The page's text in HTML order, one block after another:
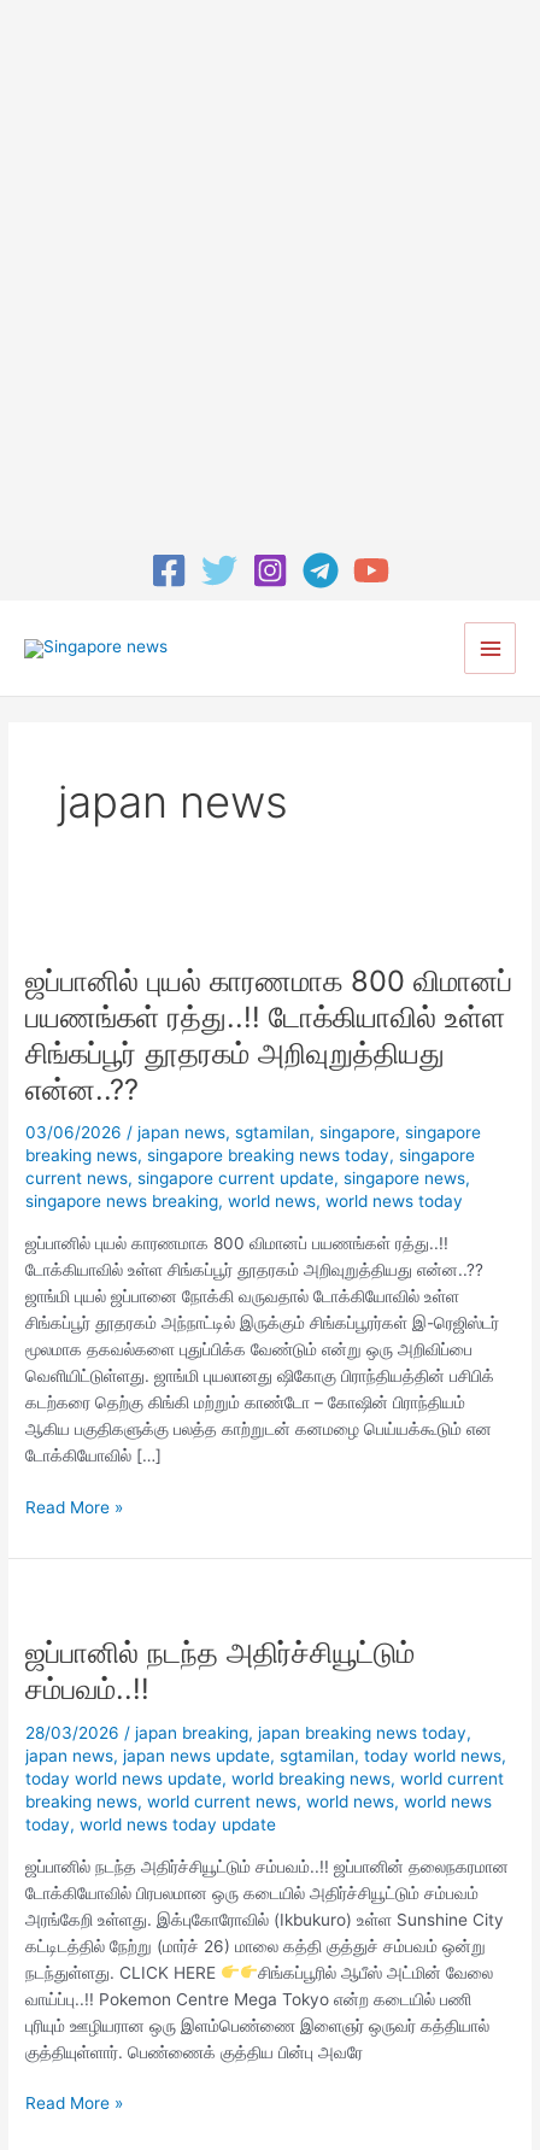
Main
japan news
ஜப்பானில் புயல் காரணமாக 800 விமானப்
பயணங்கள் ரத்து..!! டோக்கியாவில் உள்ள
சிங்கப்பூர் தூதரகம் அறிவுறுத்தியது
என்ன..??
03/06/2026/japan news,sgtamilan,singapore,singapore
breaking news,singapore breaking news today,singapore
current news,singapore current update,singapore news,
singapore news breaking,world news,world news today
ஜப்பானில் புயல் காரணமாக 800 விமானப் பயணங்கள் ரத்து..!!
டோக்கியாவில் உள்ள சிங்கப்பூர் தூதரகம் அறிவுறுத்தியது என்ன..??
ஜாங்மி புயல் ஜப்பானை நோக்கி வருவதால் டோக்கியோவில் உள்ள
சிங்கப்பூர் தூதரகம் அந்நாட்டில் இருக்கும் சிங்கப்பூரர்கள் இ-ரெஜிஸ்டர்
மூலமாக தகவல்களை புதுப்பிக்க வேண்டும் என்று ஒரு அறிவிப்பை
வெளியிட்டுள்ளது. ஜாங்மி புயலானது ஷிகோகு பிராந்தியத்தின் பசிபிக்
கடற்கரை தெற்கு கிங்கி மற்றும் காண்டோ – கோஷின் பிராந்தியம்
ஆகிய பகுதிகளுக்கு பலத்த காற்றுடன் கனமழை பெய்யக்கூடும் என
டோக்கியோவில் […]
காரணமாக
800
விமானப்
பயணங்கள்
ரத்து..!!
உள்ள
சிங்கப்பூர்
தூதரகம்
அறிவுறுத்தியது
என்ன..??
Read More »
ஜப்பானில் நடந்த அதிர்ச்சியூட்டும்
சம்பவம்..!!
28/03/2026 /japan breaking,japan breaking news today,
japan news,japan news update,sgtamilan,today world news,
today world news update,world breaking news,world current
breaking news,world current news,world news,world news
today,world news today update
ஜப்பானில் நடந்த அதிர்ச்சியூட்டும் சம்பவம்..!! ஜப்பானின் தலைநகரமான
டோக்கியோவில் பிரபலமான ஒரு கடையில் அதிர்ச்சியூட்டும் சம்பவம்
அரங்கேறி உள்ளது. இக்புகோரோவில் (Ikbukuro) உள்ள Sunshine City
கட்டிடத்தில் நேற்று (மார்ச் 26) மாலை கத்தி குத்துச் சம்பவம் ஒன்று
நடந்துள்ளது. CLICK HERE
சிங்கப்பூரில் ஆபீஸ் அட்மின் வேலை
வாய்ப்பு..!! Pokemon Centre Mega Tokyo என்ற கடையில் பணி
புரியும் ஊழியரான ஒரு இளம்பெண்ணை இளைஞர் ஒருவர் கத்தியால்
குத்தியுள்ளார். பெண்ணைக் குத்திய பின்பு அவரே
அதிர்ச்சியூட்டும்
சம்பவம்..!!
Read More »